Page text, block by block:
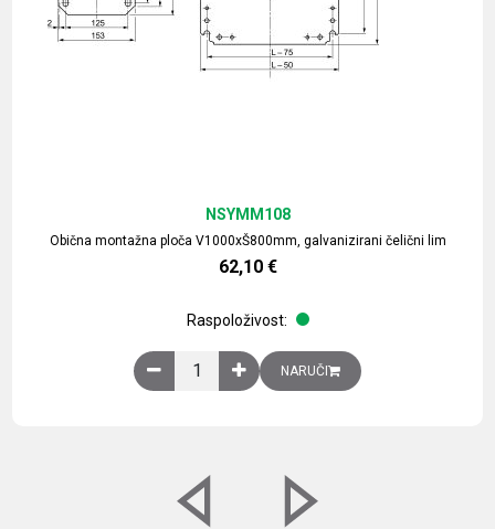
Obična montažna ploča V1000xŠ800mm, galvanizirani čelični lim
NSYMM108
62,10 €
Raspoloživost:
Obična montažna ploča V1000xŠ800mm,
NARUČI